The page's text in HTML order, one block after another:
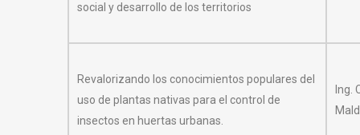
social y desarrollo de los territorios
Revalorizando los conocimientos populares del
uso de plantas nativas para el control de
insectos en huertas urbanas.
Ing.